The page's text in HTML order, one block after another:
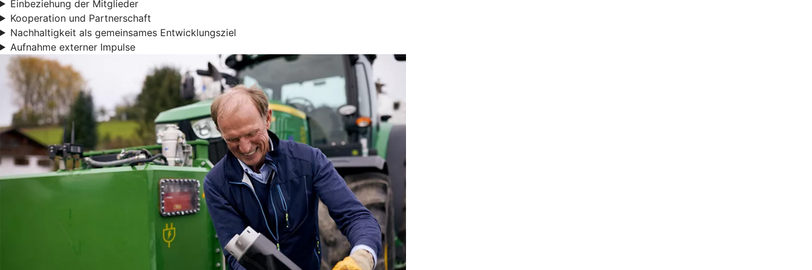
Einbeziehung der Mitglieder
Kooperation und Partnerschaft
Nachhaltigkeit als gemeinsames Entwicklungsziel
Aufnahme externer Impulse